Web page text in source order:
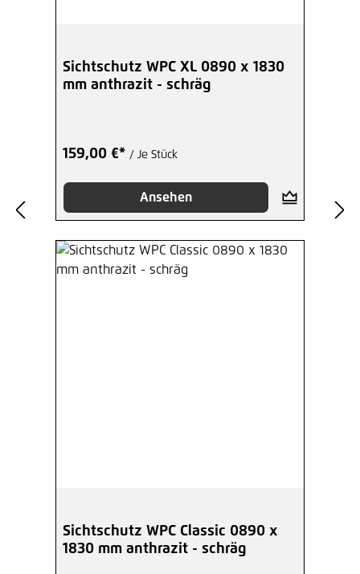
Sichtschutz WPC XL 0890 x 1830
mm anthrazit - schräg
159,00 €* / Je Stück
Ansehen
Sichtschutz WPC Classic 0890 x
1830 mm anthrazit - schräg